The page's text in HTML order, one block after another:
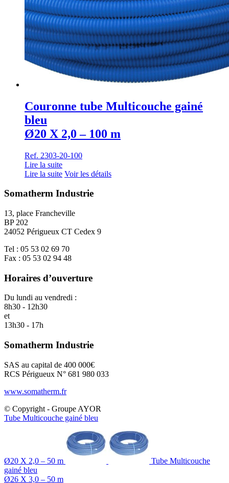
Couronne tube Multicouche gainé
bleu
Ø20 X 2,0 – 100 m
Ref. 2303-20-100
Lire la suite
Lire la suite Voir les détails
Somatherm Industrie
13, place Francheville
BP 202
24052 Périgueux CT Cedex 9
Tel : 05 53 02 69 70
Fax : 05 53 02 94 48
Horaires d’ouverture
Du lundi au vendredi :
8h30 - 12h30
et
13h30 - 17h
Somatherm Industrie
SAS au capital de 400 000€
RCS Périgueux N° 681 980 033
www.somatherm.fr
© Copyright - Groupe AYOR
Tube Multicouche gainé bleu
Ø20 X 2,0 – 50 m
Tube Multicouche
gainé bleu
Ø26 X 3,0 – 50 m